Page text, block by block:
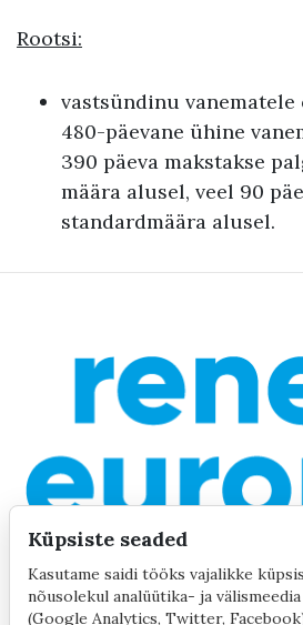
Rootsi:
vastsündinu
480-päevane ühine
390 päeva makstakse
määra alusel, veel 90
standardmäära alusel.
Küpsiste seaded
Kasutame saidi tööks vajalikke
nõusolekul analüütika- ja
(Google Analytics, Twitter,